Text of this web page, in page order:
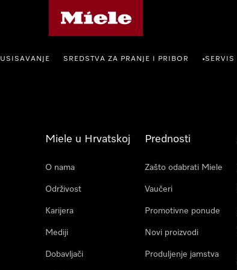
USISAVANJE SREDSTVA ZA PRANJE I PRIBOR •SERVIS
Miele u Hrvatskoj
O nama
Održivost
Karijera
Mediji
Dobavljači
Prednosti
Zašto odabrati Miele
Vaučeri
Promotivne ponude
Novi proizvodi
Produljenje jamstva